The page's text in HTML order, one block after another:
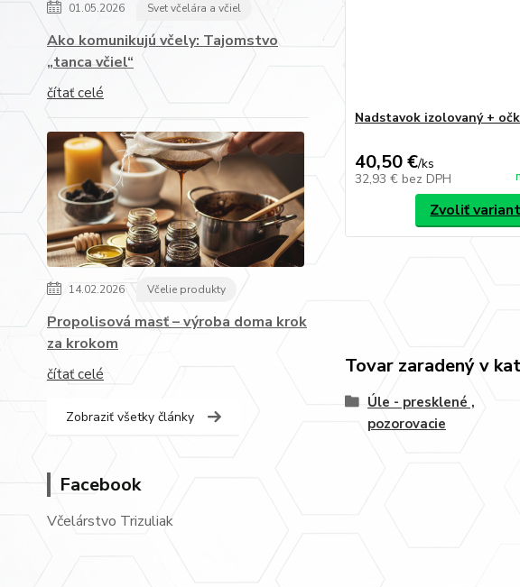
01.05.2026 Svet včelára a včiel
Ako komunikujú včely: Tajomstvo
„tanca včiel“
čítať celé
14.02.2026 Včelie produkty
Propolisová masť – výroba doma krok
za krokom
čítať celé
Zobraziť všetky články
Facebook
Včelárstvo Trizuliak
Nadstavok izolovaný +
40,50 €/ks
32,93 € bez DPH
Zvoliť variant
Tovar zaradený v
Úle - presklené ,
pozorovacie